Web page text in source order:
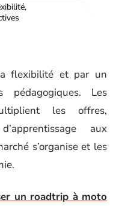
flexibilité et par un
pédagogiques. Les
les offres,
aux
s’organise et les
un roadtrip à moto